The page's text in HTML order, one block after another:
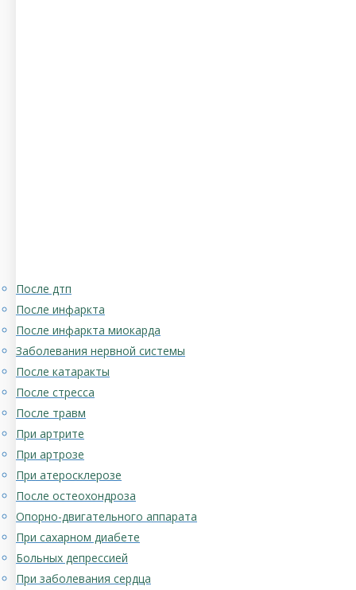
После дтп
После инфаркта
После инфаркта миокарда
Заболевания нервной системы
После катаракты
После стресса
После травм
При артрите
При артрозе
При атеросклерозе
После остеохондроза
Опорно-двигательного аппарата
При сахарном диабете
Больных депрессией
При заболевания сердца